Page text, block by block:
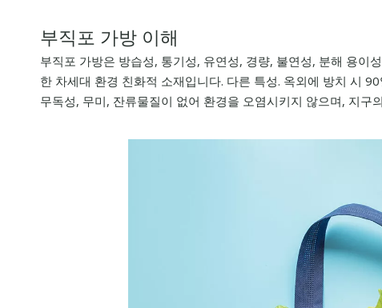
부직포 가방 이해
부직포 가방은 방습성, 통기성, 유연성, 경량, 불연성, 분해 용이
한 차세대 환경 친화적 소재입니다. 다른 특성. 옥외에 방치 시
무독성, 무미, 잔류물질이 없어 환경을 오염시키지 않으며, 지